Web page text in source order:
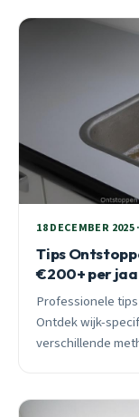
18 DECEMBER
Tips
€200+ per
Professionele
Ontdek wijk-
verschillende